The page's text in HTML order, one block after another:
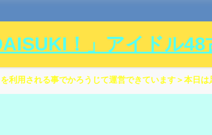
！」アイドル48
用される事でかろうじて運営できています＞本日は